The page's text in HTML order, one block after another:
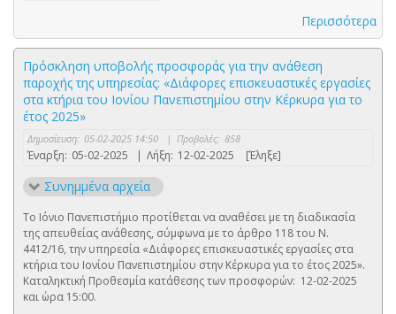
Περισσότερα
Πρόσκληση υποβολής προσφοράς για την ανάθεση
παροχής της υπηρεσίας: «Διάφορες επισκευαστικές εργασίες
στα κτήρια του Ιονίου Πανεπιστημίου στην Κέρκυρα για το
έτος 2025»
Δημοσίευση: 05-02-2025 14:50 | Προβολές: 858
Έναρξη: 05-02-2025 | Λήξη: 12-02-2025 [Έληξε]
Συνημμένα αρχεία
Το Ιόνιο Πανεπιστήμιο προτίθεται να αναθέσει με τη διαδικασία
της απευθείας ανάθεσης, σύμφωνα με το άρθρο 118 του Ν.
4412/16, την υπηρεσία «Διάφορες επισκευαστικές εργασίες στα
κτήρια του Ιονίου Πανεπιστημίου στην Κέρκυρα για το έτος 2025».
Καταληκτική Προθεσμία κατάθεσης των προσφορών: 12-02-2025
και ώρα 15:00.